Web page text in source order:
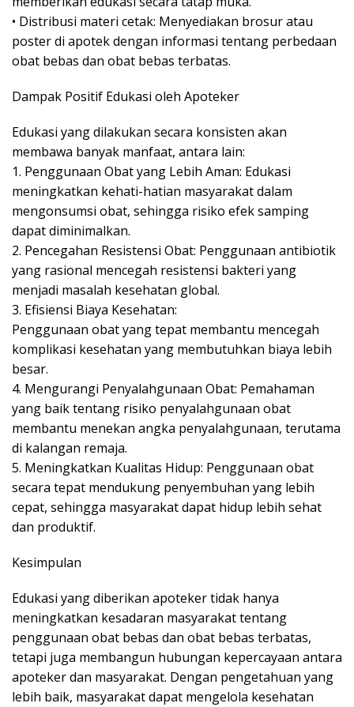
• Distribusi materi cetak: Menyediakan brosur atau
poster di apotek dengan informasi tentang perbedaan
obat bebas dan obat bebas terbatas.
Dampak Positif Edukasi oleh Apoteker
Edukasi yang dilakukan secara konsisten akan
membawa banyak manfaat, antara lain:
1. Penggunaan Obat yang Lebih Aman: Edukasi
meningkatkan kehati-hatian masyarakat dalam
mengonsumsi obat, sehingga risiko efek samping
dapat diminimalkan.
2. Pencegahan Resistensi Obat: Penggunaan antibiotik
yang rasional mencegah resistensi bakteri yang
menjadi masalah kesehatan global.
3. Efisiensi Biaya Kesehatan:
Penggunaan obat yang tepat membantu mencegah
komplikasi kesehatan yang membutuhkan biaya lebih
besar.
4. Mengurangi Penyalahgunaan Obat: Pemahaman
yang baik tentang risiko penyalahgunaan obat
membantu menekan angka penyalahgunaan, terutama
di kalangan remaja.
5. Meningkatkan Kualitas Hidup: Penggunaan obat
secara tepat mendukung penyembuhan yang lebih
cepat, sehingga masyarakat dapat hidup lebih sehat
dan produktif.
Kesimpulan
Edukasi yang diberikan apoteker tidak hanya
meningkatkan kesadaran masyarakat tentang
penggunaan obat bebas dan obat bebas terbatas,
tetapi juga membangun hubungan kepercayaan antara
apoteker dan masyarakat. Dengan pengetahuan yang
lebih baik, masyarakat dapat mengelola kesehatan